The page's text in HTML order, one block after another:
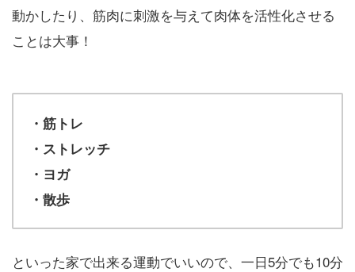
動かしたり、筋肉に刺激を与えて肉体を活性化させる
ことは大事！
・筋トレ
・ストレッチ
・ヨガ
・散歩
といった家で出来る運動でいいので、一日5分でも10分